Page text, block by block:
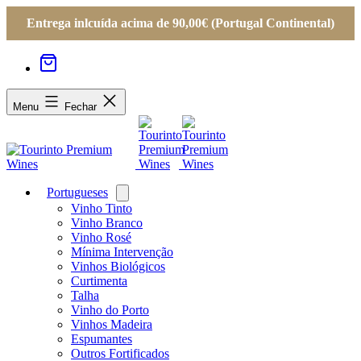
Entrega inlcuída acima de 90,00€ (Portugal Continental)
Menu Fechar
Portugueses
menu
Vinho Tinto
Vinho Branco
Vinho Rosé
Mínima Intervenção
Vinhos Biológicos
Curtimenta
Talha
Vinho do Porto
Vinhos Madeira
Espumantes
Outros Fortificados